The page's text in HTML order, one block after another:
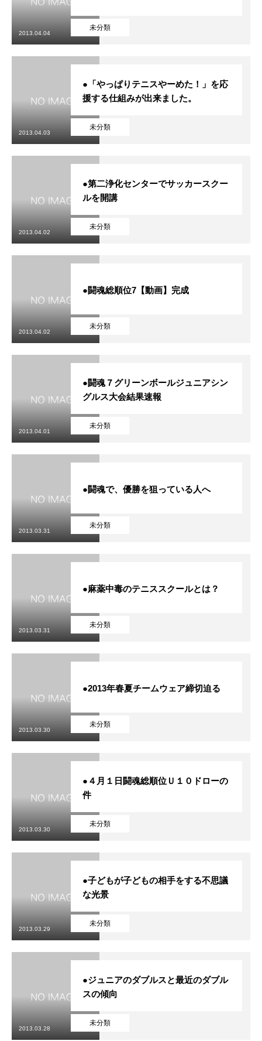
未分類
2013.04.04
未分類
●「やっぱりテニスやーめた！」を応
援する仕組みが出来ました。
2013.04.03
未分類
●第二浄化センターでサッカースクー
ルを開講
2013.04.02
未分類
●闘魂総順位7【動画】完成
2013.04.02
未分類
●闘魂７グリーンボールジュニアシン
グルス大会結果速報
2013.04.01
未分類
●闘魂で、優勝を狙っている人へ
2013.03.31
未分類
●麻薬中毒のテニススクールとは？
2013.03.31
未分類
●2013年春夏チームウェア締切迫る
2013.03.30
未分類
●４月１日闘魂総順位Ｕ１０ドローの
件
2013.03.30
未分類
●子どもが子どもの相手をする不思議
な光景
2013.03.29
未分類
●ジュニアのダブルスと最近のダブル
スの傾向
2013.03.28